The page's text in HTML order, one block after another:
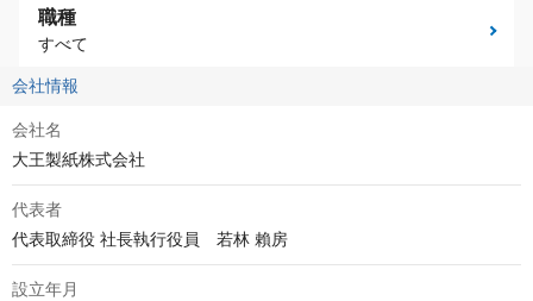
職種
すべて
会社情報
会社名
大王製紙株式会社
代表者
代表取締役 社長執行役員　若林 賴房
設立年月